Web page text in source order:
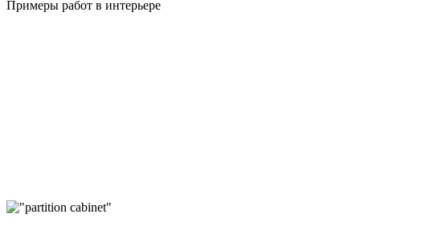
Примеры работ в интерьере